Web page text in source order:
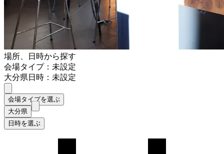
場所、日時から探す
会場タイプ：未設定
大分県日時：未設定
会場タイプを選ぶ
大分県
日時を選ぶ